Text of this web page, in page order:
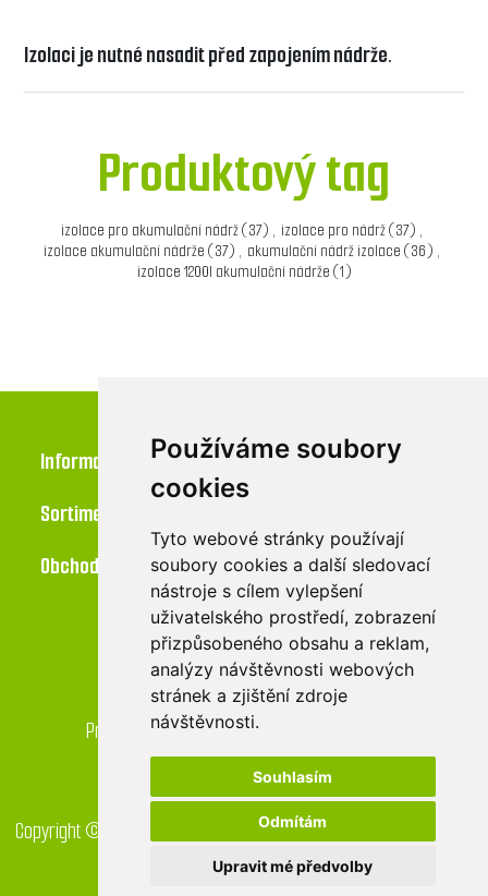
Používáme soubory
cookies
Tyto webové stránky používají
soubory cookies a další sledovací
nástroje s cílem vylepšení
uživatelského prostředí, zobrazení
přizpůsobeného obsahu a reklam,
analýzy návštěvnosti webových
stránek a zjištění zdroje
návštěvnosti.
Souhlasím
Odmítám
Upravit mé předvolby
Izolaci je nutné nasadit před zapojením nádrže.
Produktový tag
izolace pro akumulační nádrž(37) , izolace pro nádrž(37) ,
izolace akumulační nádrže (37) , akumulační nádrž izolace (36) ,
izolace 1200l akumulační nádrže (1)
Informace
Sortiment
Obchod
Kontakt
LU-MI servis s.r.o.
Průmyslová 455/17, 568 02 Svitavy - Lačnov
Copyright © 2026 GreenDrop obchod. Všechna práva vyhrazena.
Created byDigital One